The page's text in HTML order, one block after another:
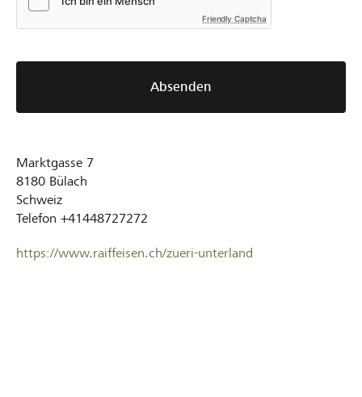
Friendly Captcha
Absenden
Marktgasse 7
8180 Bülach
Schweiz
Telefon +41448727272
https://www.raiffeisen.ch/zueri-unterland